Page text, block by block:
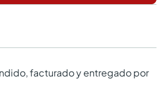
facturado y entregado por